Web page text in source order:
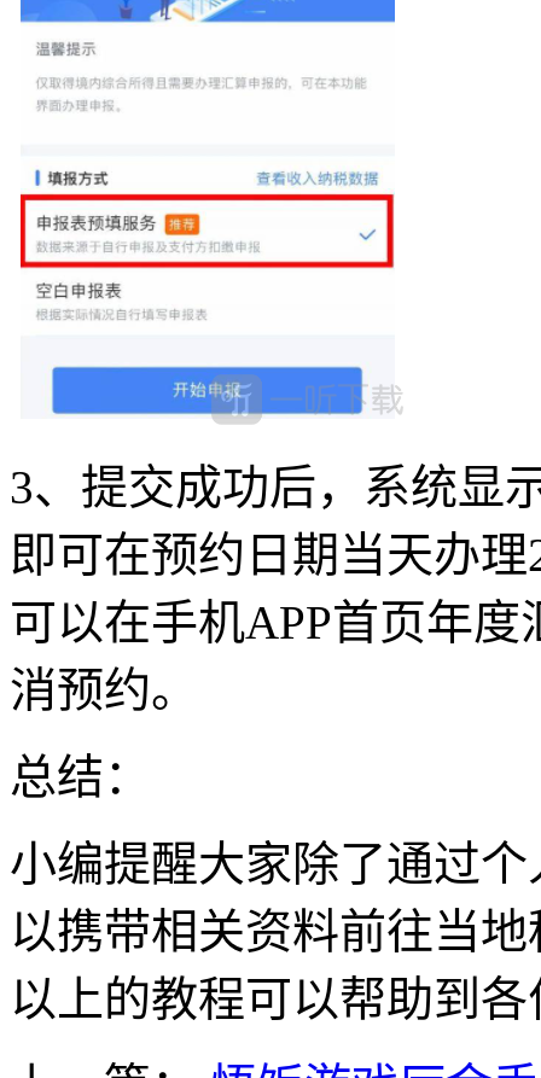
3、提交成功后，系统显
即可在预约日期当天办
可以在手机APP首页年
消预约。
总结：
小编提醒大家除了通过
以携带相关资料前往当
以上的教程可以帮助到